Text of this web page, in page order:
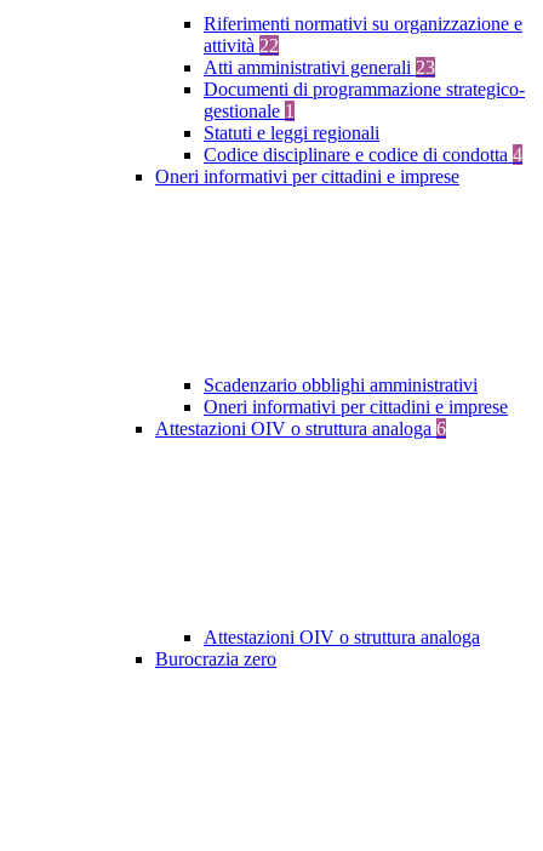
Riferimenti normativi su organizzazione e
attività 22
Atti amministrativi generali 23
Documenti di programmazione strategico-
gestionale 1
Statuti e leggi regionali
Codice disciplinare e codice di condotta 4
Oneri informativi per cittadini e imprese
Scadenzario obblighi amministrativi
Oneri informativi per cittadini e imprese
Attestazioni OIV o struttura analoga 6
Attestazioni OIV o struttura analoga
Burocrazia zero